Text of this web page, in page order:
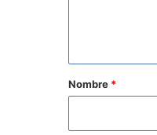
r
o
Nombre *